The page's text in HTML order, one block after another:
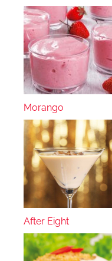
Morango
After Eight